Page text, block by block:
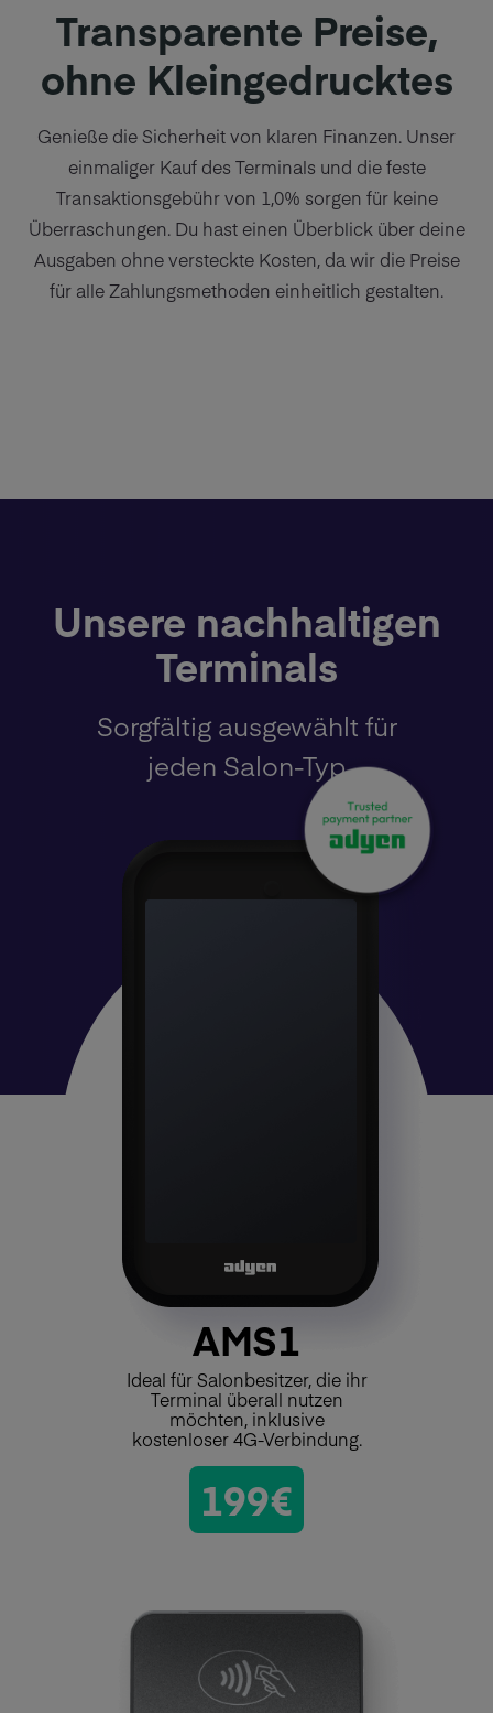
Transparente Preise,
ohne Kleingedrucktes
Genieße die Sicherheit von klaren Finanzen. Unser
einmaliger Kauf des Terminals und die feste
Transaktionsgebühr von 1,0% sorgen für keine
Überraschungen. Du hast einen Überblick über deine
Ausgaben ohne versteckte Kosten, da wir die Preise
für alle Zahlungsmethoden einheitlich gestalten.
Unsere nachhaltigen
Terminals
Sorgfältig ausgewählt für
jeden Salon-Typ
AMS1
Ideal für Salonbesitzer, die ihr
Terminal überall nutzen
möchten, inklusive
kostenloser 4G-Verbindung.
199€